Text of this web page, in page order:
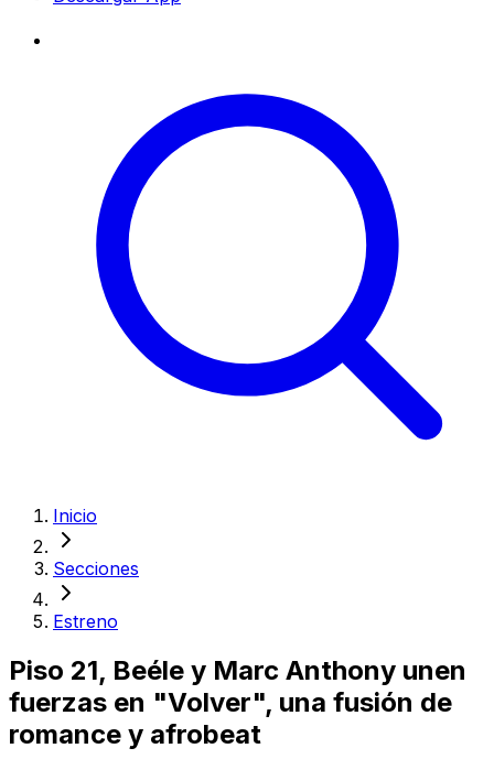
Inicio
Secciones
Estreno
Piso 21, Beéle y Marc Anthony unen
fuerzas en "Volver", una fusión de
romance y afrobeat